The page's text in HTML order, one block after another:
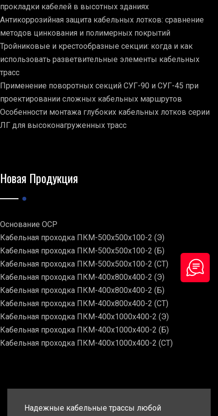
прокладки кабелей в высотных зданиях
Антикоррозийная защита кабельных лотков: сравнение
методов цинкования и полимерных покрытий
Тройниковые и крестообразные секции: когда и как
использовать разветвительные элементы кабельных
трасс
Применение поворотных секций СУГ-90 и СУГ-45 при
проектировании сложных кабельных маршрутов
Особенности монтажа глубоких кабельных лотков серии
ЛГ для высоконагруженных трасс
Новая Продукция
Основание ОСР
Кабельная проходка ПКМ-500х500х100-2 (Э)
Кабельная проходка ПКМ-500х500х100-2 (Б)
Кабельная проходка ПКМ-500х500х100-2 (СТ)
Кабельная проходка ПКМ-400х800х400-2 (Э)
Кабельная проходка ПКМ-400х800х400-2 (Б)
Кабельная проходка ПКМ-400х800х400-2 (СТ)
Кабельная проходка ПКМ-400х1000х400-2 (Э)
Кабельная проходка ПКМ-400х1000х400-2 (Б)
Кабельная проходка ПКМ-400х1000х400-2 (СТ)
Надежные кабельные трассы любой